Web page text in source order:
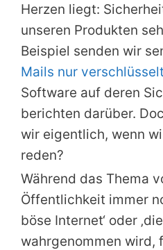
Herzen liegt:
unseren Produkten
Beispiel senden wir
Mails nur verschlüsselt
Software auf deren
berichten darüber.
wir eigentlich, wenn
reden?
Während das Thema
Öffentlichkeit immer
böse Internet‘ oder
wahrgenommen wird,